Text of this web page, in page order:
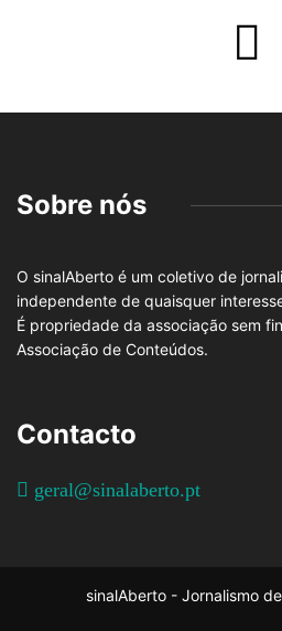
Sobre nós
O sinalAberto é um coletivo de
independente de quaisquer
É propriedade da associação sem
Associação de Conteúdos.
Contacto
geral@sinalaberto.pt
sinalAberto - Jornalismo